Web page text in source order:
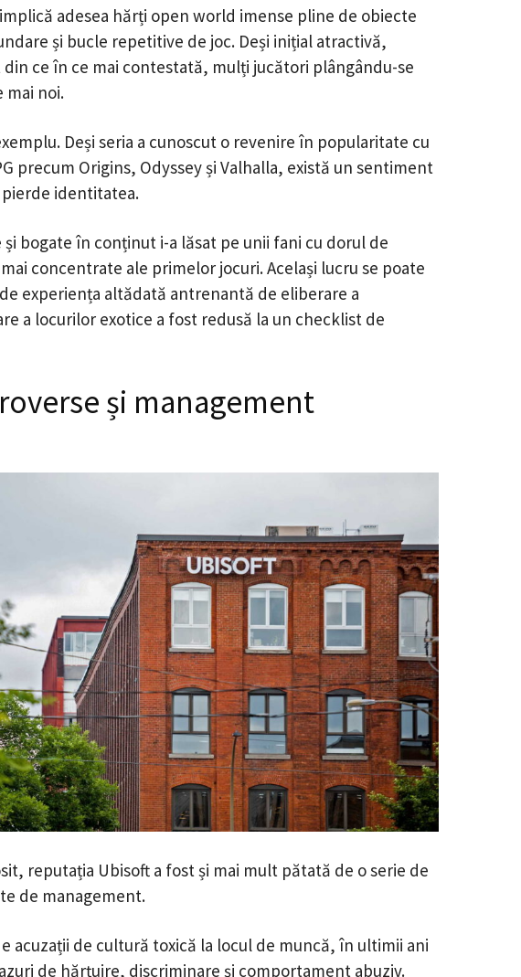
adesea hărți open world imense pline de obiecte
și bucle repetitive de joc. Deși inițial atractivă,
ce în ce mai contestată, mulți jucători plângându-se
mai noi.
Deși seria a cunoscut o revenire în popularitate cu
precum Origins, Odyssey și Valhalla, există un sentiment
identitatea.
bogate în conținut i-a lăsat pe unii fani cu dorul de
concentrate ale primelor jocuri. Același lucru se poate
experiența altădată antrenantă de eliberare a
a locurilor exotice a fost redusă la un checklist de
și management
reputația Ubisoft a fost și mai mult pătată de o serie de
de management.
acuzații de cultură toxică la locul de muncă, în ultimii ani
de hărțuire, discriminare și comportament abuziv.